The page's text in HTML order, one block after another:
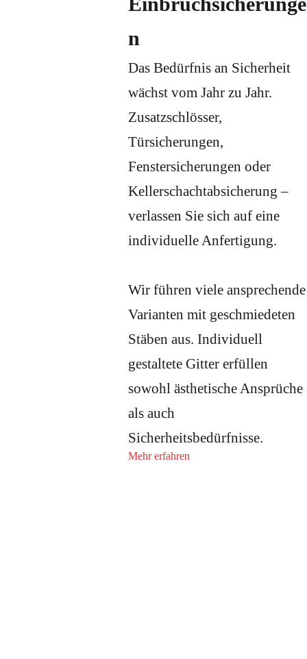
n
Das Bedürfnis an Sicherheit
wächst vom Jahr zu Jahr.
Zusatzschlösser,
Türsicherungen,
Fenstersicherungen oder
Kellerschachtabsicherung –
verlassen Sie sich auf eine
individuelle Anfertigung.
Wir führen viele ansprechende
Varianten mit geschmiedeten
Stäben aus. Individuell
gestaltete Gitter erfüllen
sowohl ästhetische Ansprüche
als auch
Sicherheitsbedürfnisse.
Mehr erfahren